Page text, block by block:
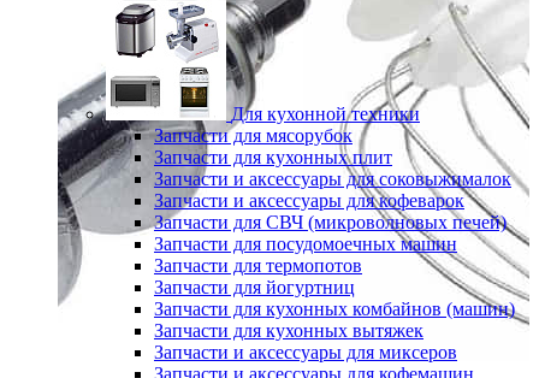
Для кухонной техники
Запчасти для мясорубок
Запчасти для кухонных плит
Запчасти и аксессуары для соковыжималок
Запчасти и аксессуары для кофеварок
Запчасти для СВЧ (микроволновых печей)
Запчасти для посудомоечных машин
Запчасти для термопотов
Запчасти для йогуртниц
Запчасти для кухонных комбайнов (машин)
Запчасти для кухонных вытяжек
Запчасти и аксессуары для миксеров
Запчасти и аксессуары для кофемашин